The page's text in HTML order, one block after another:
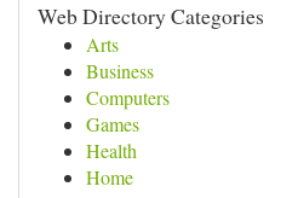
Web Directory Categories
Arts
Business
Computers
Games
Health
Home